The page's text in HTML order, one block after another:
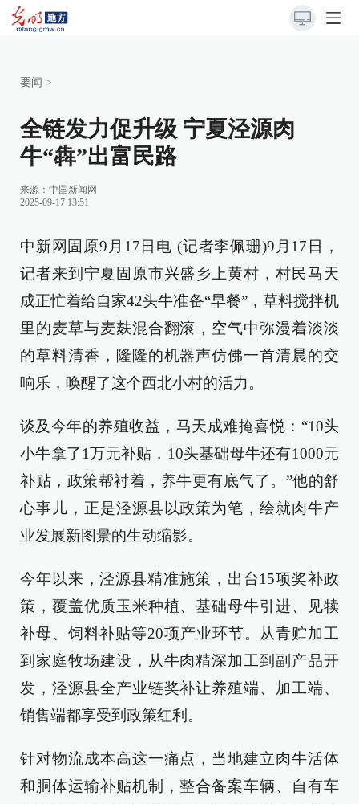
要闻 >
全链发力促升级 宁夏泾源肉
牛“犇”出富民路
来源： 中国新闻网
2025-09-17 13:51
中新网固原9月17日电 (记者李佩珊)9月17日，
记者来到宁夏固原市兴盛乡上黄村，村民马天
成正忙着给自家42头牛准备“早餐”，草料搅拌机
里的麦草与麦麸混合翻滚，空气中弥漫着淡淡
的草料清香，隆隆的机器声仿佛一首清晨的交
响乐，唤醒了这个西北小村的活力。
谈及今年的养殖收益，马天成难掩喜悦：“10头
小牛拿了1万元补贴，10头基础母牛还有1000元
补贴，政策帮衬着，养牛更有底气了。”他的舒
心事儿，正是泾源县以政策为笔，绘就肉牛产
业发展新图景的生动缩影。
今年以来，泾源县精准施策，出台15项奖补政
策，覆盖优质玉米种植、基础母牛引进、见犊
补母、饲料补贴等20项产业环节。从青贮加工
到家庭牧场建设，从牛肉精深加工到副产品开
发，泾源县全产业链奖补让养殖端、加工端、
销售端都享受到政策红利。
针对物流成本高这一痛点，当地建立肉牛活体
和胴体运输补贴机制，整合备案车辆、自有车